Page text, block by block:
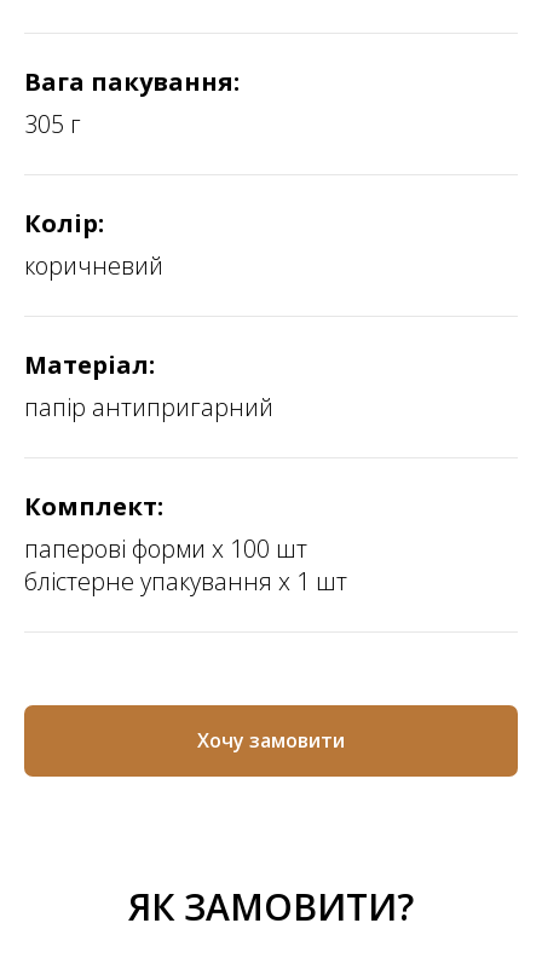
Вага пакування:
305 г
Колір:
коричневий
Матеріал:
папір антипригарний
Комплект:
паперові форми х 100 шт
блістерне упакування х 1 шт
Хочу замовити
ЯК ЗАМОВИТИ?